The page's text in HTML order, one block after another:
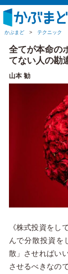
かぶまど > テクニック
全てが本命の
てない人の勘
山本 勧
《株式投資をし
んで分散投資を
散」させればい
させるべきなの